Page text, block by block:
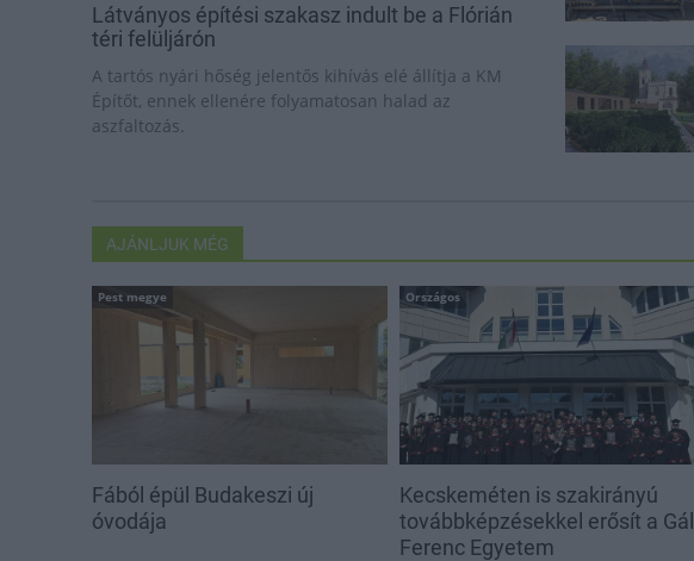
Látványos építési szakasz indult be a Flórián
téri felüljárón
A tartós nyári hőség jelentős kihívás elé állítja a KM
Építőt, ennek ellenére folyamatosan halad az
aszfaltozás.
AJÁNLJUK MÉG
Pest megye
Fából épül Budakeszi új
óvodája
Országos
Kecskeméten is szakirányú
továbbképzésekkel erősít a Gál
Ferenc Egyetem